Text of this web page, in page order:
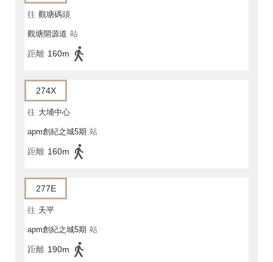
往 觀塘碼頭
觀塘開源道 站
距離 160m
274X
往 大埔中心
apm創紀之城5期 站
距離 160m
277E
往 天平
apm創紀之城5期 站
距離 190m